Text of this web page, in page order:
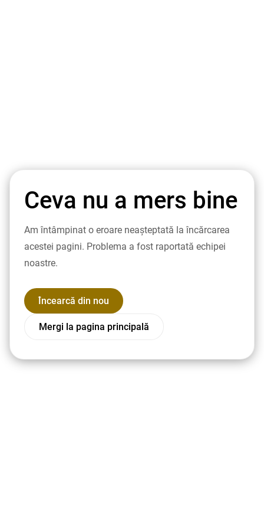
Ceva nu a mers bine
Am întâmpinat o eroare neașteptată la încărcarea
acestei pagini. Problema a fost raportată echipei
noastre.
Încearcă din nou
Mergi la pagina principală